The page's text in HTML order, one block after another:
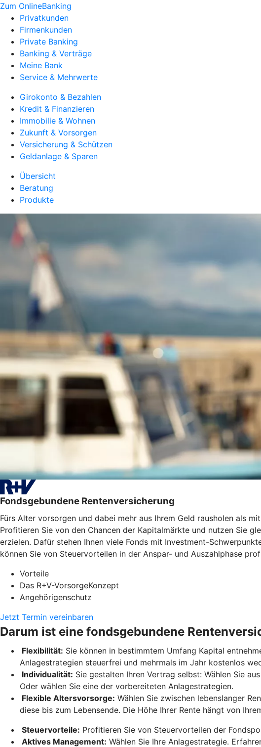
Zum OnlineBanking
Privatkunden
Firmenkunden
Private Banking
Banking & Verträge
Meine Bank
Service & Mehrwerte
Girokonto & Bezahlen
Kredit & Finanzieren
Immobilie & Wohnen
Zukunft & Vorsorgen
Versicherung & Schützen
Geldanlage & Sparen
Übersicht
Beratung
Produkte
Fondsgebundene Rentenversicherung
Fürs Alter vorsorgen und dabei mehr aus Ihrem Geld rausholen als
Profitieren Sie von den Chancen der Kapitalmärkte und nutzen Sie
erzielen. Dafür stehen Ihnen viele Fonds mit Investment-
können Sie von Steuervorteilen in der Anspar- und Auszahlphase
Vorteile
Das R+V-VorsorgeKonzept
Angehörigenschutz
Jetzt Termin vereinbaren
Darum ist eine fondsgebundene
Flexibilität: Sie können in bestimmtem Umfang Kapital
Anlagestrategien steuerfrei und mehrmals im Jahr kostenlos
Individualität: Sie gestalten Ihren Vertrag selbst: Wählen Sie
Oder wählen Sie eine der vorbereiteten Anlagestrategien.
Flexible Altersvorsorge: Wählen Sie zwischen lebenslanger
diese bis zum Lebensende. Die Höhe Ihrer Rente hängt von
Steuervorteile: Profitieren Sie von Steuervorteilen der
Aktives Management: Wählen Sie Ihre Anlagestrategie.